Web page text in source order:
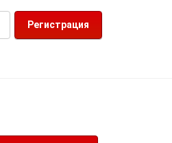
Регистрация